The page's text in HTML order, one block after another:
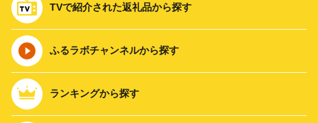
TVで紹介された返礼品から探す
ふるラボチャンネルから探す
ランキングから探す